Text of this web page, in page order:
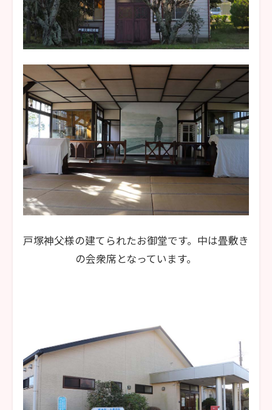
戸塚神父様の建てられたお御堂です。中は畳敷き
の会衆席となっています。